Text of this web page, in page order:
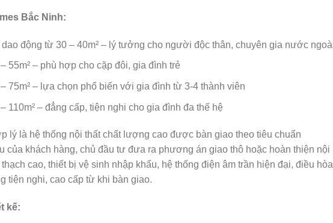
Bắc Ninh:
động từ 30 – 40m² – lý tưởng cho người độc thân, chuyên gia nước
55m² – phù hợp cho cặp đôi, gia đình trẻ
75m² – lựa chọn phổ biến với gia đình từ 3-4 thành viên
110m² – đẳng cấp, tiện nghi cho gia đình đa thế hệ
lý là hệ thống nội thất chất lượng cao được bàn giao theo tiêu chuẩn
của khách hàng, chủ đầu tư đưa ra phương án giao thô hoặc hoàn thiện nội
cao, thiết bị vệ sinh nhập khẩu, hệ thống điện âm trần hiện đại, điều
tiện nghi, cao cấp từ khi bàn giao.
kế: